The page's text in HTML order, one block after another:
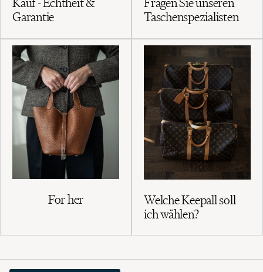
Garantie
Taschenspezialisten
For her
Welche Keepall soll
ich wählen?